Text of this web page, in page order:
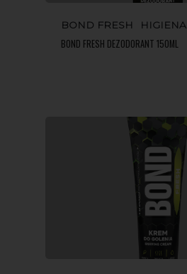
BOND FRESH HIGIENA
BOND FRESH DEZODORANT 150ML